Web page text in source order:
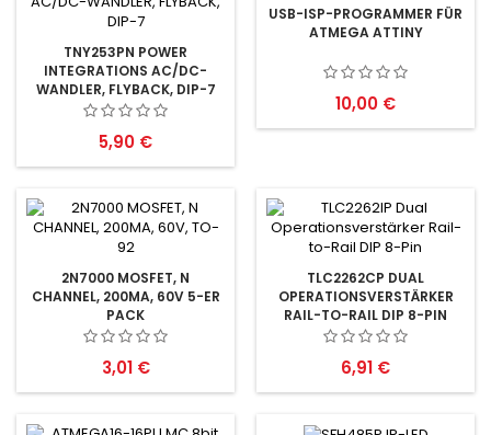
TNY253PN POWER
INTEGRATIONS AC/DC-
WANDLER, FLYBACK, DIP-7
Preis
5,90 €
USB-ISP-PROGRAMMER FÜR
ATMEGA ATTINY
Preis
10,00 €
2N7000 MOSFET, N
CHANNEL, 200MA, 60V 5-ER
PACK
Preis
3,01 €
TLC2262CP DUAL
OPERATIONSVERSTÄRKER
RAIL-TO-RAIL DIP 8-PIN
Preis
6,91 €